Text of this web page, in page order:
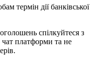
термін дії банківської
спілкуйтеся з
платформи та не